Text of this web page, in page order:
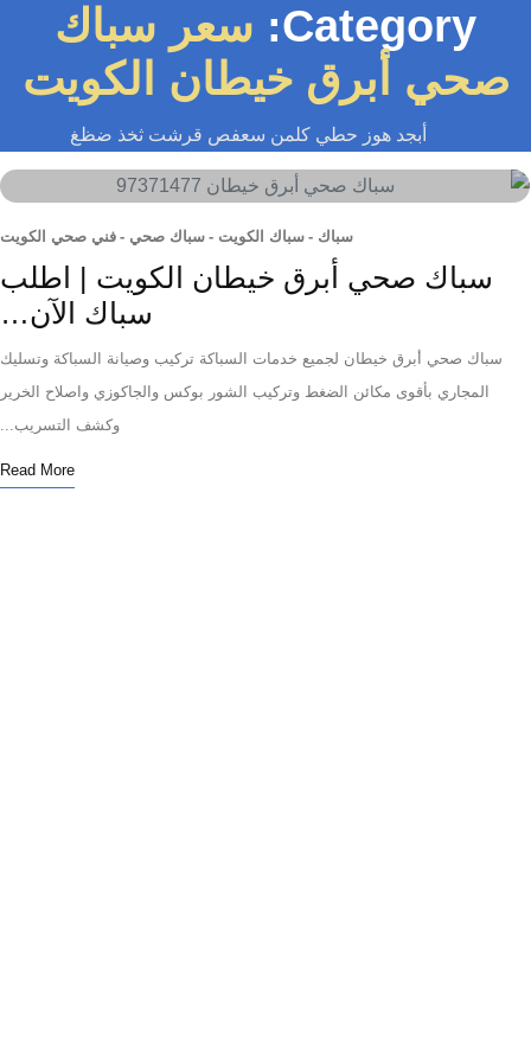
Category: سعر سباك
أبرق خيطان الكويت
أبجد هوز حطي كلمن سعفص قرشت ثخذ ضظغ
سباك- سباك الكويت- سباك صحي- فني صحي الكويت
سباك صحي أبرق خيطان الكويت | اطلب
سباك الآن…
صحي أبرق خيطان لجميع خدمات السباكة تركيب وصيانة السباكة وتسليك
المجاري بأقوى مكائن الضغط وتركيب الشور بوكس والجاكوزي واصلاح الخرير
وكشف التسريب...
Read More